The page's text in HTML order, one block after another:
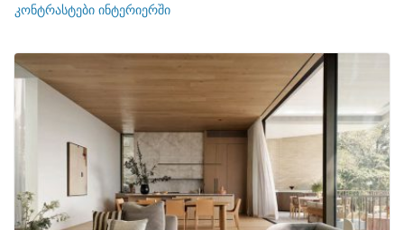
ი
კონტრასტები ინტერიერში